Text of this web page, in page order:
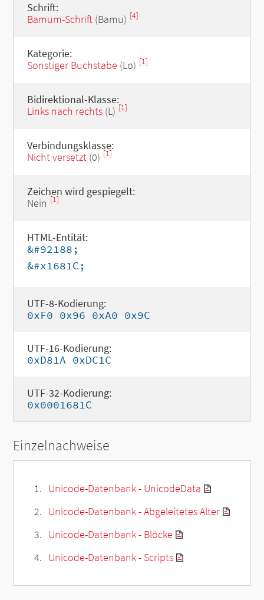
Schrift:
Bamum-Schrift(Bamu) [4]
Kategorie:
Sonstiger Buchstabe (Lo) [1]
Bidirektional-Klasse:
Links nach rechts(L) [1]
Verbindungsklasse:
Nicht versetzt(0) [1]
Zeichen wird gespiegelt:
Nein [1]
HTML-Entität:
&#92188;
&#x1681C;
UTF-8-Kodierung:
0xF0 0x96 0xA0 0x9C
UTF-16-Kodierung:
0xD81A 0xDC1C
UTF-32-Kodierung:
0x0001681C
Einzelnachweise
Unicode-Datenbank - UnicodeData
Unicode-Datenbank - Abgeleitetes Alter
Unicode-Datenbank - Blöcke
Unicode-Datenbank - Scripts